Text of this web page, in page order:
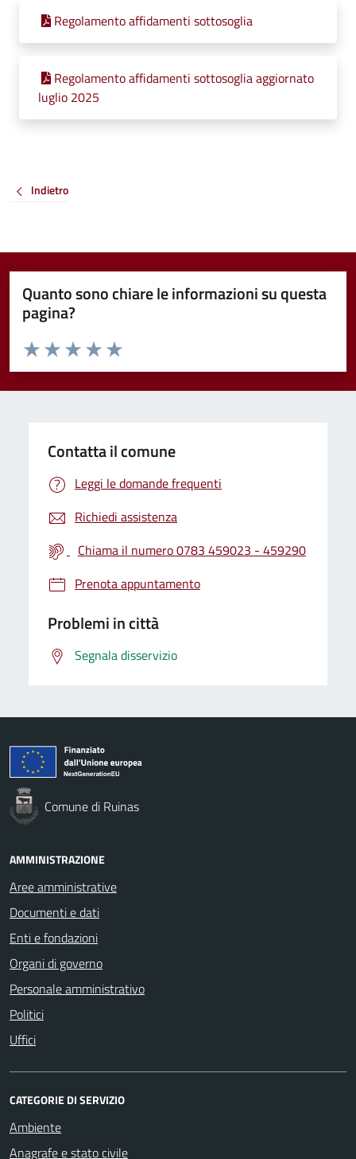
Regolamento affidamenti sottosoglia
Regolamento affidamenti sottosoglia aggiornato
luglio 2025
Indietro
Quanto sono chiare le informazioni su questa
pagina?
Valuta da 1 a 5 stelle la pagina
Valuta 5 stelle su 5
Valuta 4 stelle su 5
Valuta 3 stelle su 5
Valuta 2 stelle su 5
Valuta 1 stelle su 5
Contatta il comune
Leggi le domande frequenti
Richiedi assistenza
Chiama il numero 0783 459023 - 459290
Prenota appuntamento
Problemi in città
Segnala disservizio
Comune di Ruinas
AMMINISTRAZIONE
Aree amministrative
Documenti e dati
Enti e fondazioni
Organi di governo
Personale amministrativo
Politici
Uffici
CATEGORIE DI SERVIZIO
Ambiente
Anagrafe e stato civile